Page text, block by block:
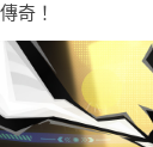
奇！